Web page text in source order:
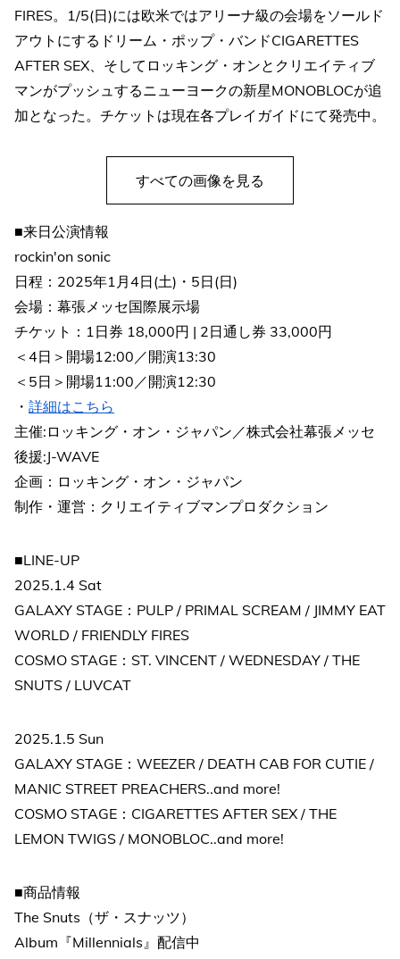
FIRES。1/5(日)には欧米ではアリーナ級の会場をソールド
アウトにするドリーム・ポップ・バンドCIGARETTES
AFTER SEX、そしてロッキング・オンとクリエイティブ
マンがプッシュするニューヨークの新星MONOBLOCが追
加となった。チケットは現在各プレイガイドにて発売中。
すべての画像を見る
■来日公演情報
rockin'on sonic
日程：2025年1月4日(土)・5日(日)
会場：幕張メッセ国際展示場
チケット：1日券 18,000円 | 2日通し券 33,000円
＜4日＞開場12:00／開演13:30
＜5日＞開場11:00／開演12:30
・ 詳細はこちら
主催:ロッキング・オン・ジャパン／株式会社幕張メッセ
後援:J-WAVE
企画：ロッキング・オン・ジャパン
制作・運営：クリエイティブマンプロダクション
■LINE-UP
2025.1.4 Sat
GALAXY STAGE：PULP / PRIMAL SCREAM / JIMMY EAT
WORLD / FRIENDLY FIRES
COSMO STAGE：ST. VINCENT / WEDNESDAY / THE
SNUTS / LUVCAT
2025.1.5 Sun
GALAXY STAGE：WEEZER / DEATH CAB FOR CUTIE /
MANIC STREET PREACHERS..and more!
COSMO STAGE：CIGARETTES AFTER SEX / THE
LEMON TWIGS / MONOBLOC..and more!
■商品情報
The Snuts（ザ・スナッツ）
Album『Millennials』配信中